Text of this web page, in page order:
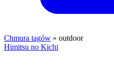
Chmura tagów » outdoor
Himitsu no Kichi